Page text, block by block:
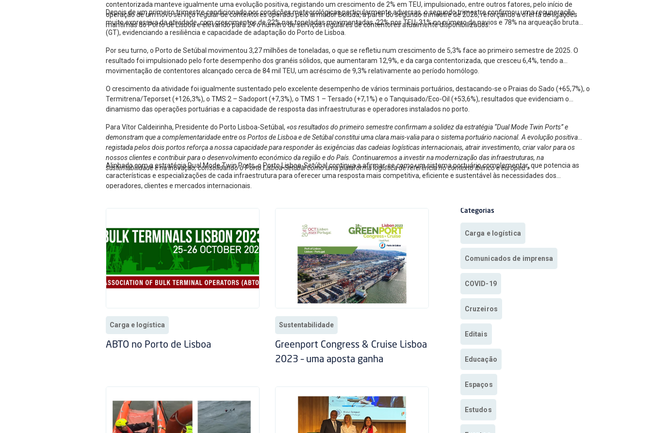
contentorizada manteve igualmente uma evolução positiva, registando um crescimento de 2% em TEU, impulsionado, entre outros fatores, pelo início de
operação de um novo serviço regular de contentores operado pelo armador Boluda, a partir do segundo trimestre de 2026, reforçando a oferta de ligações
marítimas do Porto de Lisboa e elevando para 24 o número de serviços regulares de contentores atualmente disponibilizados.
Depois de um primeiro trimestre condicionado por condições meteorológicas particularmente adversas, o segundo trimestre confirmou uma recuperação
muito expressiva da atividade, com crescimentos de 22% nas toneladas movimentadas, 22% nos TEU, 31% no número de navios e 78% na arqueação bruta
(GT), evidenciando a resiliência e capacidade de adaptação do Porto de Lisboa.
Por seu turno, o Porto de Setúbal movimentou 3,27 milhões de toneladas, o que se refletiu num crescimento de 5,3% face ao primeiro semestre de 2025. O
resultado foi impulsionado pelo forte desempenho dos granéis sólidos, que aumentaram 12,9%, e da carga contentorizada, que cresceu 6,4%, tendo a
movimentação de contentores alcançado cerca de 84 mil TEU, um acréscimo de 9,3% relativamente ao período homólogo.
O crescimento da atividade foi igualmente sustentado pelo excelente desempenho de vários terminais portuários, destacando-se o Praias do Sado (+65,7%), o
Termitrena/Teporset (+126,3%), o TMS 2 – Sadoport (+7,3%), o TMS 1 – Tersado (+7,1%) e o Tanquisado/Eco-Oil (+53,6%), resultados que evidenciam o
dinamismo das operações portuárias e a capacidade de resposta das infraestruturas e operadores instalados no porto.
Para Vítor Caldeirinha, Presidente do Porto Lisboa-Setúbal, «os resultados do primeiro semestre confirmam a solidez da estratégia “Dual Mode Twin Ports” e
demonstram que a complementaridade entre os Portos de Lisboa e de Setúbal constitui uma clara mais-valia para o sistema portuário nacional. A evolução positiva
registada pelos dois portos reforça a nossa capacidade para responder às exigências das cadeias logísticas internacionais, atrair investimento, criar valor para os
nossos clientes e contribuir para o desenvolvimento económico da região e do País. Continuaremos a investir na modernização das infraestruturas, na
sustentabilidade e na inovação, consolidando o Porto Lisboa-Setúbal como uma plataforma logística de referência no contexto ibérico e europeu.»
Alinhado com a estratégia Dual Mode Twin Ports, o Porto Lisboa-Setúbal continua a afirmar-se como um sistema portuário complementar, que potencia as
características e especializações de cada infraestrutura para oferecer uma resposta mais competitiva, eficiente e sustentável às necessidades dos
operadores, clientes e mercados internacionais.
Carga e logística
ABTO no Porto de Lisboa
Sustentabilidade
Greenport Congress & Cruise Lisboa
2023 – uma aposta ganha
Categorias
Carga e logística
Comunicados de imprensa
COVID-19
Cruzeiros
Editais
Educação
Espaços
Estudos